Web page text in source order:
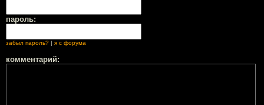
пароль:
забыл пароль? я с форума
комментарий: